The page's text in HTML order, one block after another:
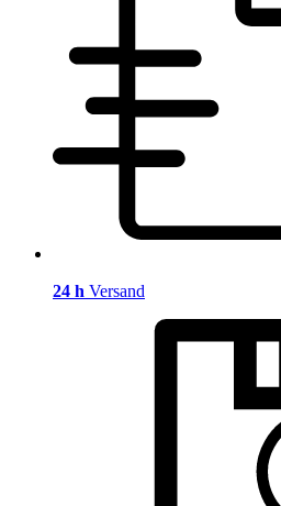
24 h Versand